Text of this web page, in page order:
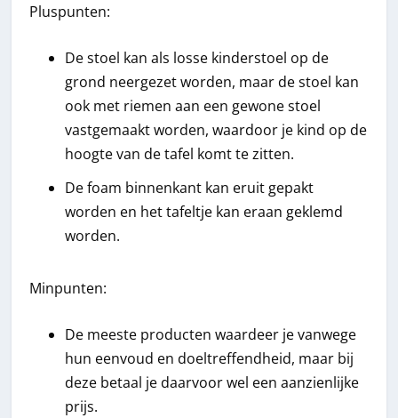
Pluspunten:
De stoel kan als losse kinderstoel op de
grond neergezet worden, maar de stoel kan
ook met riemen aan een gewone stoel
vastgemaakt worden, waardoor je kind op de
hoogte van de tafel komt te zitten.
De foam binnenkant kan eruit gepakt
worden en het tafeltje kan eraan geklemd
worden.
Minpunten:
De meeste producten waardeer je vanwege
hun eenvoud en doeltreffendheid, maar bij
deze betaal je daarvoor wel een aanzienlijke
prijs.